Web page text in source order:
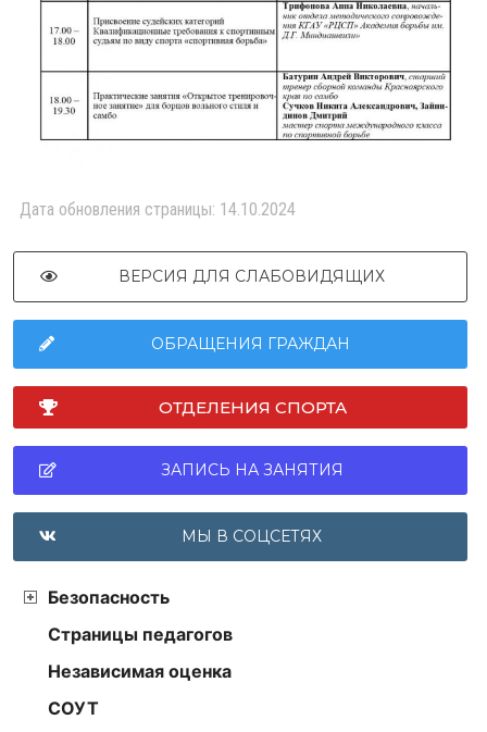
Дата обновления страницы: 14.10.2024
ВЕРСИЯ ДЛЯ СЛАБОВИДЯЩИХ
ОБРАЩЕНИЯ ГРАЖДАН
ОТДЕЛЕНИЯ СПОРТА
ЗАПИСЬ НА ЗАНЯТИЯ
МЫ В СОЦСЕТЯХ
Безопасность
Страницы педагогов
Независимая оценка
СОУТ